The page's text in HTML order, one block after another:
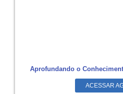
Aprofundando o
ACESSAR